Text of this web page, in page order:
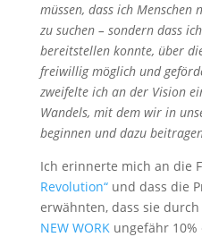
müssen, dass ich Menschen
zu suchen – sondern dass
bereitstellen konnte, über
freiwillig möglich und
zweifelte ich an der Vision
Wandels, mit dem wir in
beginnen und dazu
Ich erinnerte mich an die
Revolution“und dass die
erwähnten, dass sie
NEW WORKungefähr 10%